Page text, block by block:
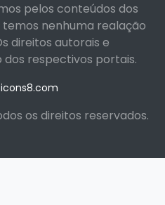
pelos conteúdos dos
nenhuma realação
direitos autorais e
dos respectivos portais.
icons8.com
os direitos reservados.